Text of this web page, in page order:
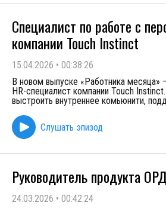
Специалист по работе с
компании Touch Instinct
15.04.2026 • 00:38:26
В новом выпуске «Работника месяца»
HR-специалист компании Touch
выстроить внутреннее комьюнити,
Слушать эпизод
Руководитель продукта
24.03.2026 • 00:42:24